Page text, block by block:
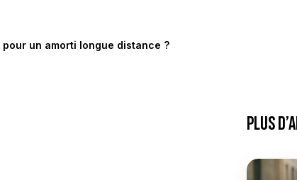
un amorti longue distance ?
Plus